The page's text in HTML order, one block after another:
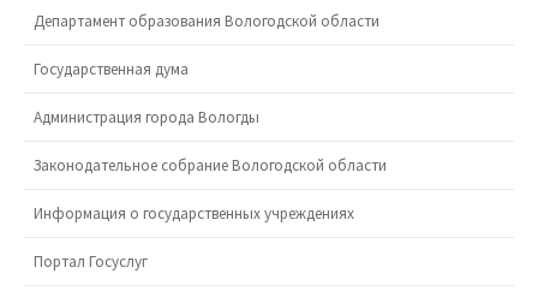
Департамент образования Вологодской области
Государственная дума
Администрация города Вологды
Законодательное собрание Вологодской области
Информация о государственных учреждениях
Портал Госуслуг